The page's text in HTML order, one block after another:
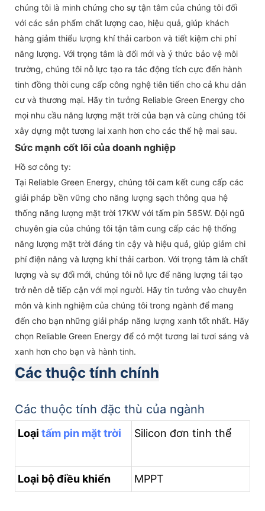
chúng tôi là minh chứng cho sự tận tâm của chúng tôi đối
với các sản phẩm chất lượng cao, hiệu quả, giúp khách
hàng giảm thiểu lượng khí thải carbon và tiết kiệm chi phí
năng lượng. Với trọng tâm là đổi mới và ý thức bảo vệ môi
trường, chúng tôi nỗ lực tạo ra tác động tích cực đến hành
tinh đồng thời cung cấp công nghệ tiên tiến cho cả khu dân
cư và thương mại. Hãy tin tưởng Reliable Green Energy cho
mọi nhu cầu năng lượng mặt trời của bạn và cùng chúng tôi
xây dựng một tương lai xanh hơn cho các thế hệ mai sau.
Sức mạnh cốt lõi của doanh nghiệp
Hồ sơ công ty:
Tại Reliable Green Energy, chúng tôi cam kết cung cấp các
giải pháp bền vững cho năng lượng sạch thông qua hệ
thống năng lượng mặt trời 17KW với tấm pin 585W. Đội ngũ
chuyên gia của chúng tôi tận tâm cung cấp các hệ thống
năng lượng mặt trời đáng tin cậy và hiệu quả, giúp giảm chi
phí điện năng và lượng khí thải carbon. Với trọng tâm là chất
lượng và sự đổi mới, chúng tôi nỗ lực để năng lượng tái tạo
trở nên dễ tiếp cận với mọi người. Hãy tin tưởng vào chuyên
môn và kinh nghiệm của chúng tôi trong ngành để mang
đến cho bạn những giải pháp năng lượng xanh tốt nhất. Hãy
chọn Reliable Green Energy để có một tương lai tươi sáng và
xanh hơn cho bạn và hành tinh.
Các thuộc tính chính
Các thuộc tính đặc thù của ngành
Loại tấm pin mặt trời Silicon đơn tinh thể
Loại bộ điều khiển MPPT